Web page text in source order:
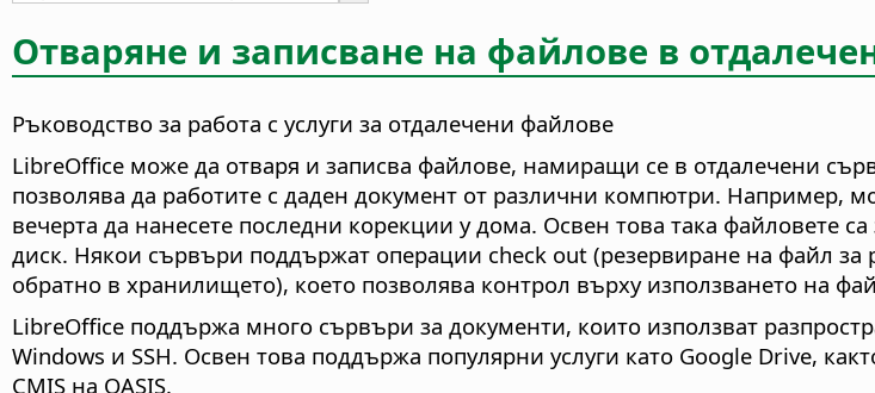
Отваряне и записване на файлове в
Ръководство за работа с услуги за отдалечени файлове
LibreOffice може да отваря и записва файлове, намиращи се в отдалечени
позволява да работите с даден документ от различни компютри. Например,
вечерта да нанесете последни корекции у дома. Освен това така файловете
диск. Някои сървъри поддържат операции check out (резервиране на файл за
обратно в хранилището), което позволява контрол върху използването на
LibreOffice поддържа много сървъри за документи, които използват
Windows и SSH. Освен това поддържа популярни услуги като Google Drive,
CMIS на OASIS.